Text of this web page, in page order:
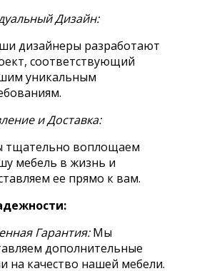
Дизайн:
дизайнеры разработают
соответствующий
уникальным
и Доставка:
воплощаем
мебель в жизнь и
ее прямо к вам.
Гарантия:Мы
дополнительные
на качество нашей мебели.